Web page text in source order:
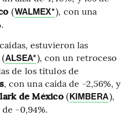
(WALMEX*), con una
estuvieron las
ALSEA*), con un retroceso
de los títulos de
, con una caída de -2,56%, y
de México(KIMBERA),
-0,94%.